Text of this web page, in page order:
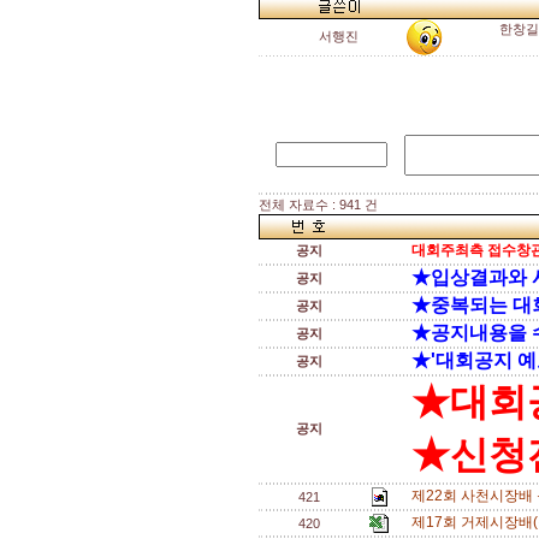
서행진 한창
전체 자료수 : 941 건
공지 대회주최측 접수창
공지 ★입상결과와
공지 ★중복되는 대
공지 ★공지내용을
공지 ★'대회공지 예
공지
★대회
★신청
421 제22회 사천시장
420 제17회 거제시장